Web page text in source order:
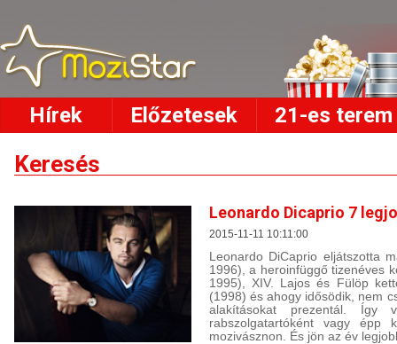
Hírek Előzetesek 21-es terem
Keresés
Leonardo Dicaprio 7
2015-11-11 10:11:00
Leonardo DiCaprio eljátszotta
1996), a heroinfüggő tizenéves
1995), XIV. Lajos és Fülöp
(1998) és ahogy idősödik, nem
alakításokat prezentál. Így
rabszolgatartóként vagy
mozivásznon. És jön az év